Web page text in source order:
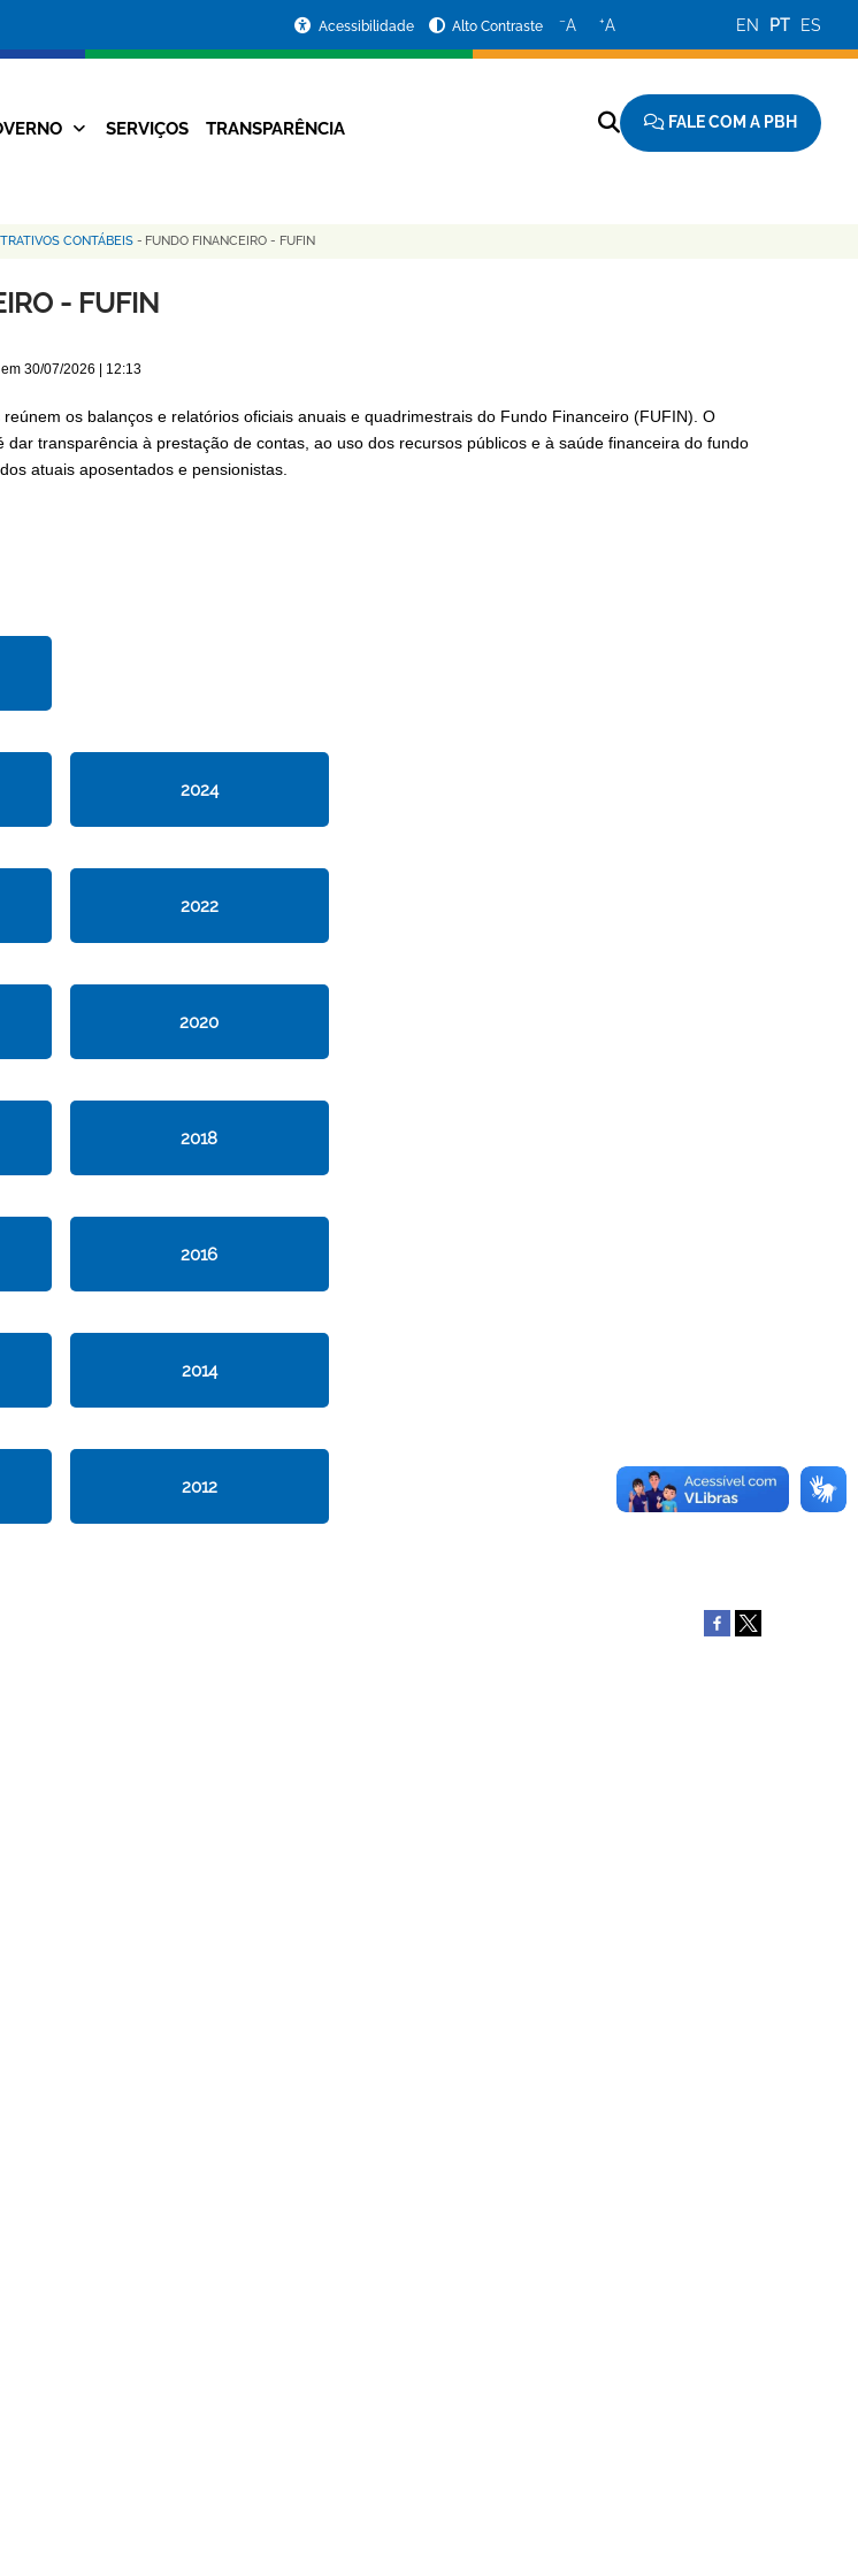
Acessibilidade Alto Contraste −A +A EN PT ES
Navegação
SERVIÇOS TRANSPARÊNCIA FALE COM A PBH
CONTÁBEIS - FUNDO FINANCEIRO - FUFIN
- FUFIN
30/07/2026 | 12:13
os balanços e relatórios oficiais anuais e quadrimestrais do Fundo Financeiro (FUFIN). O
dar transparência à prestação de contas, ao uso dos recursos públicos e à saúde financeira do fundo
atuais aposentados e pensionistas.
2024
2022
2020
2018
2016
2014
2012